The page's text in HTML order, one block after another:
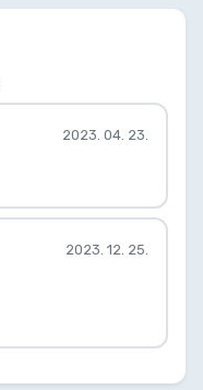
2023. 04. 23.
2023. 12. 25.